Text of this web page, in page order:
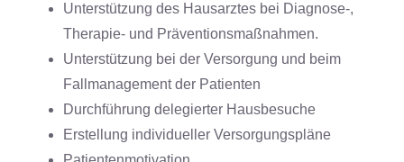
Unterstützung des Hausarztes bei Diagnose-,
Therapie- und Präventionsmaßnahmen.
Unterstützung bei der Versorgung und beim
Fallmanagement der Patienten
Durchführung delegierter Hausbesuche
Erstellung individueller Versorgungspläne